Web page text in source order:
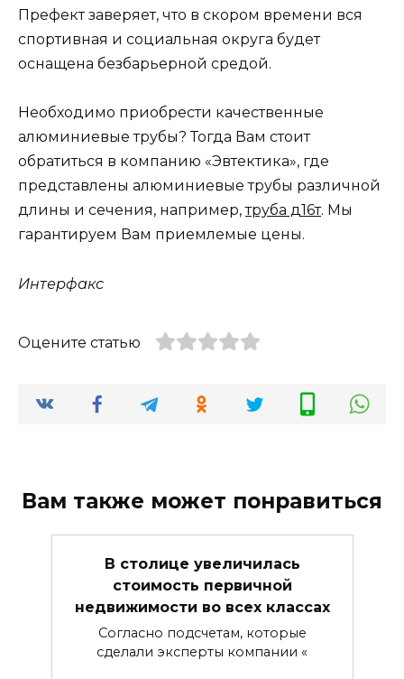
Префект заверяет, что в скором времени вся
спортивная и социальная округа будет
оснащена безбарьерной средой.
Необходимо приобрести качественные
алюминиевые трубы? Тогда Вам стоит
обратиться в компанию «Эвтектика», где
представлены алюминиевые трубы различной
длины и сечения, например,труба д16т. Мы
гарантируем Вам приемлемые цены.
Интерфакс
Оцените статью
Вам также может понравиться
В столице увеличилась
стоимость первичной
недвижимости во всех классах
Согласно подсчетам, которые
сделали эксперты компании «